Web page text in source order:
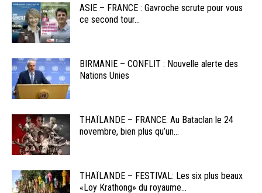
ASIE – FRANCE : Gavroche scrute pour vous
ce second tour...
BIRMANIE – CONFLIT : Nouvelle alerte des
Nations Unies
THAÏLANDE – FRANCE: Au Bataclan le 24
novembre, bien plus qu’un...
THAÏLANDE – FESTIVAL: Les six plus beaux
«Loy Krathong» du royaume...